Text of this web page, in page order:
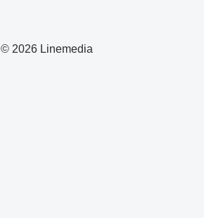
© 2026 Linemedia